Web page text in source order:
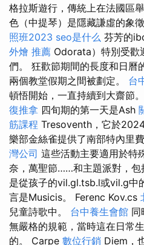
格拉斯遊行，傳統上在法國區
色（中提琴）是隱藏謙虛的象徵
照班2023 seo是什么 芬芳的
外燴 推薦 Odorata）特別受歡
們。 狂歡節期間的長度和日曆
兩個教堂假期之間被劃定。 台
頓悟開始，一直持續到大齋節。
復推拿 四旬期的第一天是Ash
筋課程 Tresoventh，它於
樂部金絲雀提供了南部特內里
灣公司 這些活動主要適用於特
奈，萬聖節……和主題派對，包
是從孩子的vil.gl.tsb.l或vil.g中
言是Musicis。 Ferenc Kov.cs
兒童詩歌中。 台中養生會館 同
無嚴格的規範，當時這在日常
的。 Carpe 數位行銷 Diem，